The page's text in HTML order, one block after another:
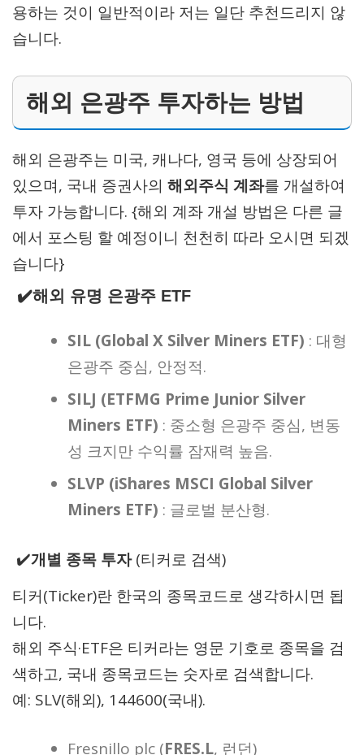
용하는 것이 일반적이라 저는 일단 추천드리지 않
습니다.
해외 은광주 투자하는 방법
해외 은광주는 미국, 캐나다, 영국 등에 상장되어
있으며, 국내 증권사의 해외주식 계좌를 개설하여
투자 가능합니다. {해외 계좌 개설 방법은 다른 글
에서 포스팅 할 예정이니 천천히 따라 오시면 되겠
습니다}
✔️해외 유명 은광주 ETF
SIL (Global X Silver Miners ETF) : 대형
은광주 중심, 안정적.
SILJ (ETFMG Prime Junior Silver
Miners ETF) : 중소형 은광주 중심, 변동
성 크지만 수익률 잠재력 높음.
SLVP (iShares MSCI Global Silver
Miners ETF) : 글로벌 분산형.
✔️개별 종목 투자(티커로 검색)
티커(Ticker)란 한국의 종목코드로 생각하시면 됩
니다.
해외 주식·ETF은 티커라는 영문 기호로 종목을 검
색하고, 국내 종목코드는 숫자로 검색합니다.
예: SLV(해외), 144600(국내).
Fresnillo plc (FRES.L, 런던)